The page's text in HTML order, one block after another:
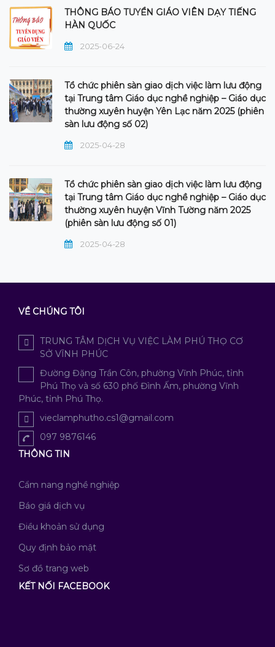
THÔNG BÁO TUYỂN GIÁO VIÊN DẠY TIẾNG
HÀN QUỐC
2025-06-24
Tổ chức phiên sàn giao dịch việc làm lưu động
tại Trung tâm Giáo dục nghề nghiệp – Giáo dục
thường xuyên huyện Yên Lạc năm 2025 (phiên
sàn lưu động số 02)
2025-04-28
Tổ chức phiên sàn giao dịch việc làm lưu động
tại Trung tâm Giáo dục nghề nghiệp – Giáo dục
thường xuyên huyện Vĩnh Tường năm 2025
(phiên sàn lưu động số 01)
2025-04-28
VỀ CHÚNG TÔI
TRUNG TÂM DỊCH VỤ VIỆC LÀM PHÚ THỌ CƠ
SỞ VĨNH PHÚC
Đường Đặng Trần Côn, phường Vĩnh Phúc, tỉnh
Phú Thọ và số 630 phố Đình Ấm, phường Vĩnh
Phúc, tỉnh Phú Thọ.
vieclamphutho.cs1@gmail.com
097 9876146
THÔNG TIN
Cẩm nang nghề nghiệp
Báo giá dịch vụ
Điều khoản sử dụng
Quy định bảo mật
Sơ đồ trang web
KẾT NỐI FACEBOOK